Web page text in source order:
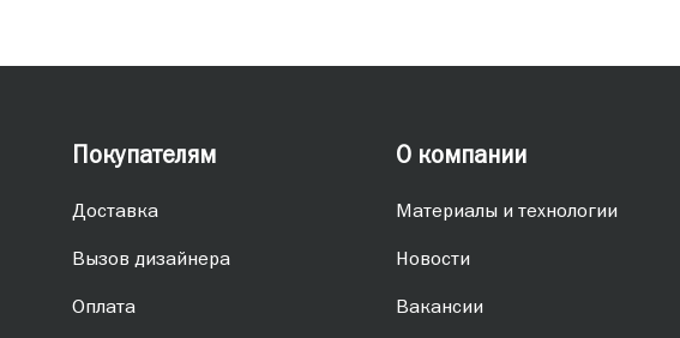
Покупателям
Доставка
Вызов дизайнера
Оплата
О компании
Материалы и технологии
Новости
Вакансии